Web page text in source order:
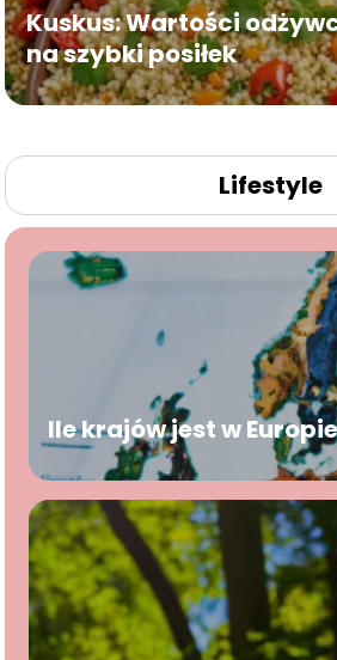
Kuskus: Wartości
na szybki posiłek
Lifestyle
Ile krajów jest w